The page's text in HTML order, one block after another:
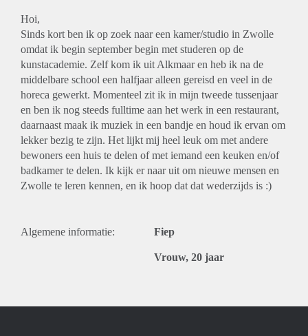
Hoi,
Sinds kort ben ik op zoek naar een kamer/studio in Zwolle
omdat ik begin september begin met studeren op de
kunstacademie. Zelf kom ik uit Alkmaar en heb ik na de
middelbare school een halfjaar alleen gereisd en veel in de
horeca gewerkt. Momenteel zit ik in mijn tweede tussenjaar
en ben ik nog steeds fulltime aan het werk in een restaurant,
daarnaast maak ik muziek in een bandje en houd ik ervan om
lekker bezig te zijn. Het lijkt mij heel leuk om met andere
bewoners een huis te delen of met iemand een keuken en/of
badkamer te delen. Ik kijk er naar uit om nieuwe mensen en
Zwolle te leren kennen, en ik hoop dat dat wederzijds is :)
Algemene informatie: Fiep
Vrouw, 20 jaar